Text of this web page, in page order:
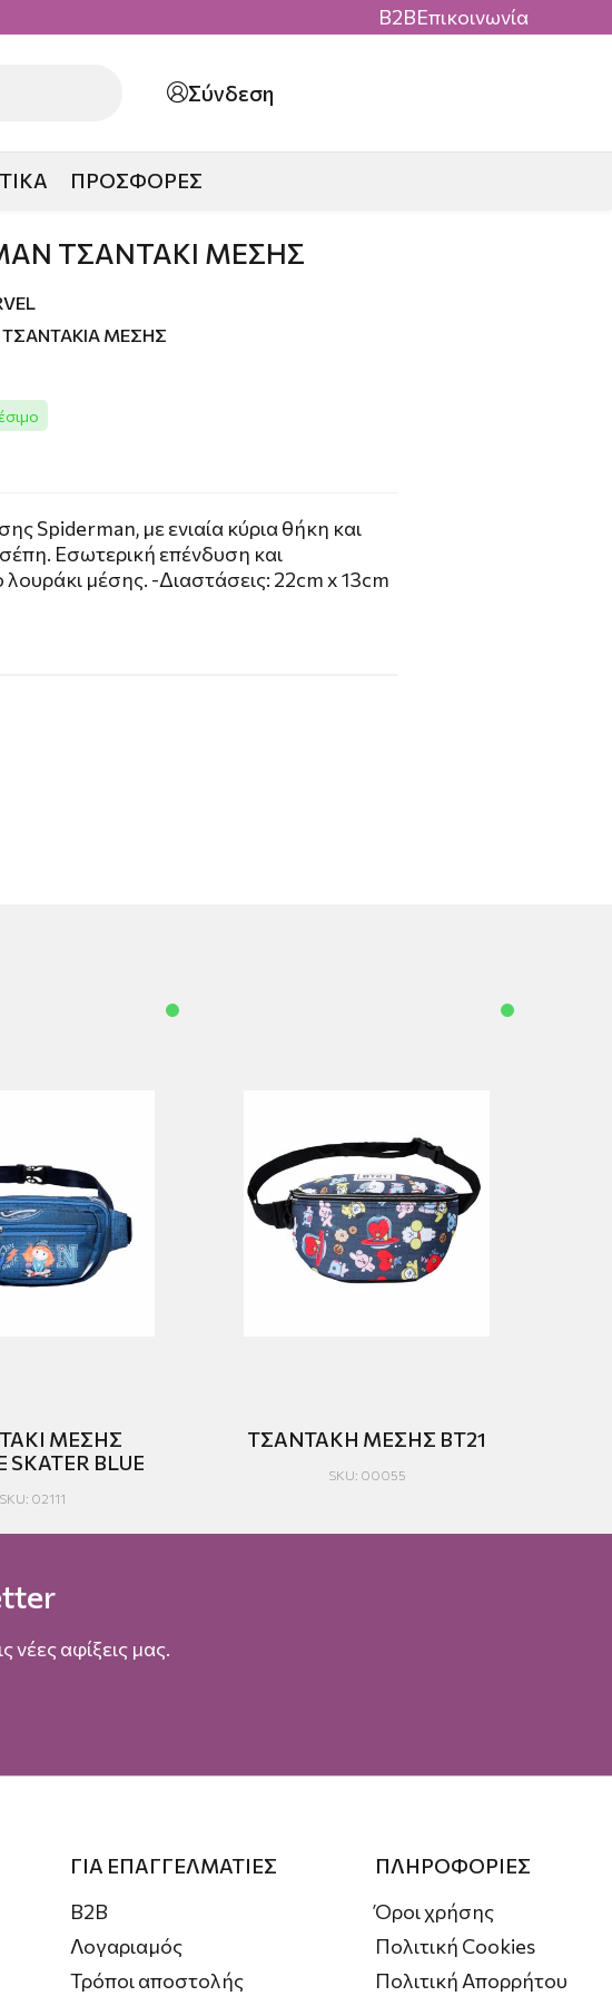
B2BΕπικοινωνία
Σύνδεση
ΠΡΟΣΦΟΡΕΣ
ΤΣΑΝΤΑΚΙ ΜΕΣΗΣ
ΤΣΑΝΤΑΚΙΑ ΜΕΣΗΣ
Spiderman, με ενιαία κύρια θήκη και
Εσωτερική επένδυση και
λουράκι μέσης. -Διαστάσεις: 22cm x 13cm
ΜΕΣΗΣ
SKATER BLUE
SKU: 02111
ΤΣΑΝΤΑΚΗ ΜΕΣΗΣ BT21
SKU: 00055
αφίξεις μας.
ΓΙΑ ΕΠΑΓΓΕΛΜΑΤΙΕΣ
B2B
Λογαριαμός
Τρόποι αποστολής
ΠΛΗΡΟΦΟΡΙΕΣ
Όροι χρήσης
Πολιτική Cookies
Πολιτική Απορρήτου